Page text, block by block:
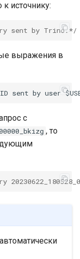
источнику:
sent by Trino.*/
выражения в
с
, то